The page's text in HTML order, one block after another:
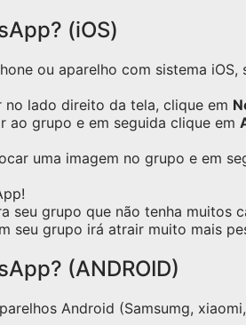
(iOS)
ou aparelho com sistema
lado direito da tela, clique em
ao grupo e em seguida clique em
uma imagem no grupo e em
seu grupo que não tenha muitos
seu grupo irá atrair muito mais
(ANDROID)
Android (Samsumg,